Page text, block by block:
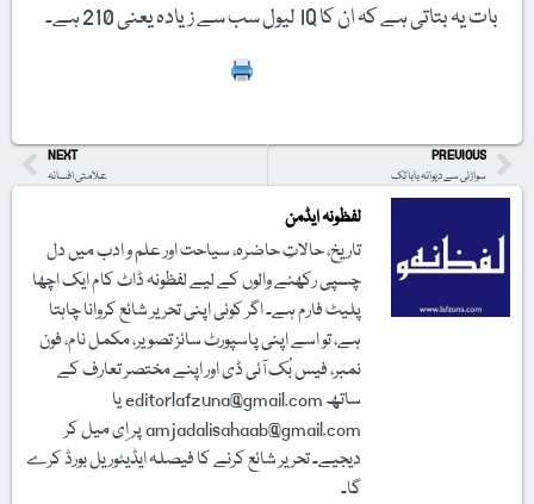
بات یہ بتاتی ہے کہ ان کا IQ لیول سب سے زیادہ یعنی 210 ہے۔
PREVIOUS
سواڑئی سے دیوانہ بابا تک
NEXT
علامتی افسانہ
لفظونہ ایڈمن
تاریخ، حالاتِ حاضرہ، سیاحت اور علم و ادب میں دل
چسپی رکھنے والوں کے لیے لفظونہ ڈاٹ کام ایک اچھا
پلیٹ فارم ہے۔ اگر کوئی اپنی تحریر شائع کروانا چاہتا
ہے، تو اسے اپنی پاسپورٹ سائز تصویر، مکمل نام، فون
نمبر، فیس بُک آئی ڈی اور اپنے مختصر تعارف کے
ساتھ editorlafzuna@gmail.com یا
amjadalisahaab@gmail.com پر اِی میل کر
دیجیے۔ تحریر شائع کرنے کا فیصلہ ایڈیٹوریل بورڈ کرے
گا۔